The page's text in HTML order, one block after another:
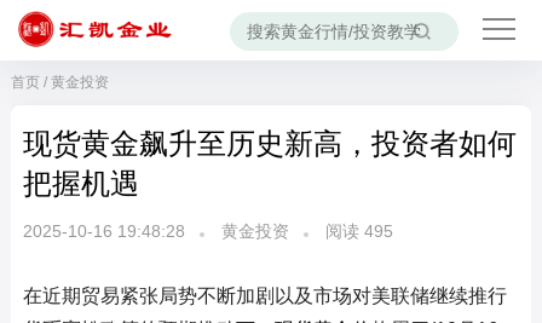
首页/ 黄金投资
现货黄金飙升至历史新高，投资者如何
把握机遇
2025-10-16 19:48:28 黄金投资 阅读 495
在近期贸易紧张局势不断加剧以及市场对美联储继续推行